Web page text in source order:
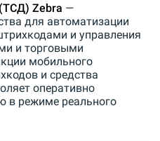
Zebra —
для автоматизации
и управления
и торговыми
мобильного
и средства
оперативно
в режиме реального